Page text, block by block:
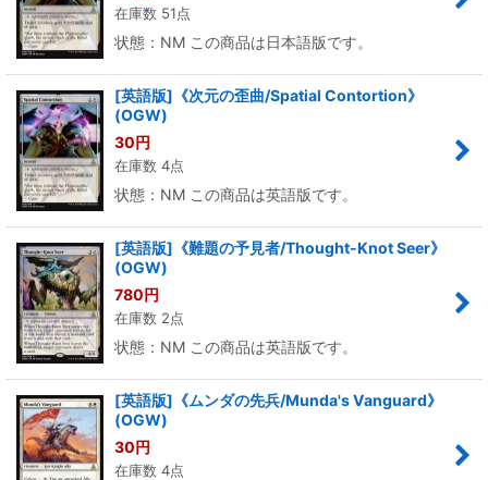
在庫数 51点
状態：NM この商品は日本語版です。
[英語版]《次元の歪曲/Spatial Contortion》
(OGW)
30円
在庫数 4点
状態：NM この商品は英語版です。
[英語版]《難題の予見者/Thought-Knot Seer》
(OGW)
780円
在庫数 2点
状態：NM この商品は英語版です。
[英語版]《ムンダの先兵/Munda's Vanguard》
(OGW)
30円
在庫数 4点